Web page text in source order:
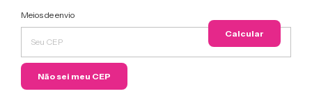
Entregas para o CEP:
Alterar
CEP
Meios de envio
Calcular
Não sei meu CEP